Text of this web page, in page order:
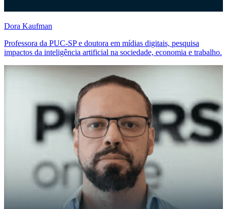
Dora Kaufman
Professora da PUC-SP e doutora em mídias digitais, pesquisa
impactos da inteligência artificial na sociedade, economia e trabalho.